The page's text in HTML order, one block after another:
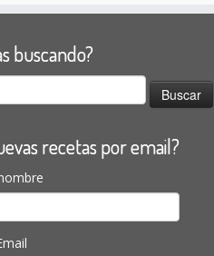
buscando?
recetas por email?